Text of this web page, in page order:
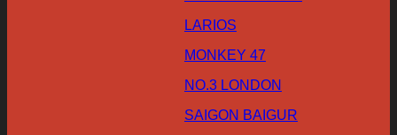
LARIOS
MONKEY 47
NO.3 LONDON
SAIGON BAIGUR